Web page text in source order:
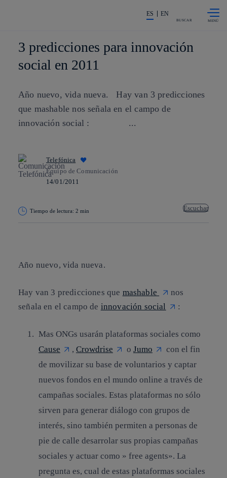
La acción en accionistas e
ES EN
BUSCAR
3 predicciones para innovación
social en 2011
Año nuevo, vida nueva. Hay van 3 predicciones
que mashable nos señala en el campo de
innovación social : ...
Telefónica
Equipo de Comunicación
14/01/2011
Tiempo de lectura: 2 min Escuchar
Año nuevo, vida nueva.
Hay van 3 predicciones que mashable
nos
señala en el campo de innovación social :
Mas ONGs usarán plataformas sociales como
Cause
, Crowdrise o Jumo
con el fin
de movilizar su base de voluntarios y captar
nuevos fondos en el mundo online a través de
campañas sociales. Estas plataformas no sólo
sirven para generar diálogo con grupos de
interés, sino también permiten a personas de
pie de calle desarrolar sus propias campañas
sociales y actuar como » free agents». La
pregunta es, cual de estas plataformas sociales